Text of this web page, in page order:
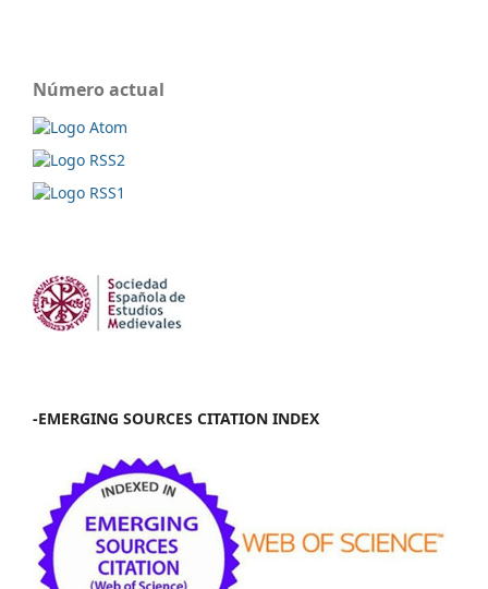
Número actual
-EMERGING SOURCES CITATION INDEX